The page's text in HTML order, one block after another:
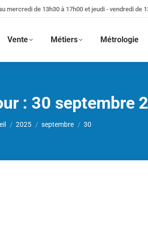
mercredi de 13h30 à 17h00 et jeudi - vendredi de
Vente Métiers Métrologie
: 30 septembre
2025 septembre 30